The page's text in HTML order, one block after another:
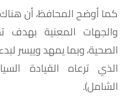
كما أوضح المحافظ، أن
والجهات المعنية بهدف
الصحية، وبما يمهد وييسر
الذي ترعاه القيادة
الشامل).